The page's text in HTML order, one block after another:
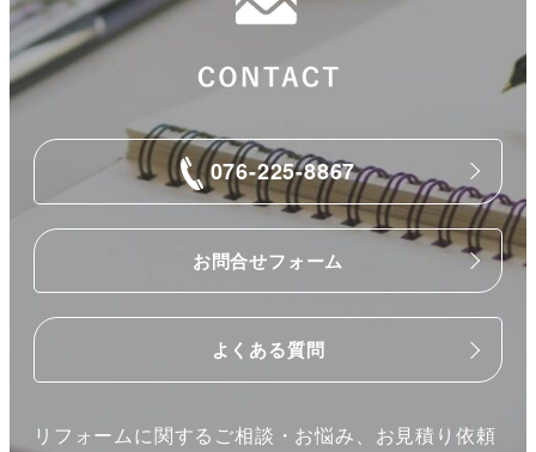
076-225-8867
お問合せフォーム
よくある質問
リフォームに関するご相談・お悩み、お見積り依頼